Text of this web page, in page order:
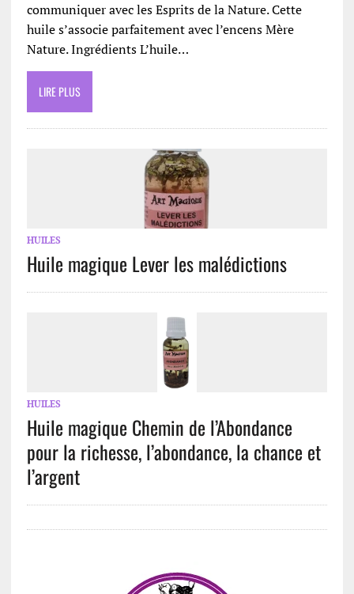
communiquer avec les Esprits de la Nature. Cette
huile s’associe parfaitement avec l’encens Mère
Nature. Ingrédients L’huile…
LIRE PLUS
HUILES
Huile magique Lever les malédictions
HUILES
Huile magique Chemin de l’Abondance
pour la richesse, l’abondance, la chance et
l’argent